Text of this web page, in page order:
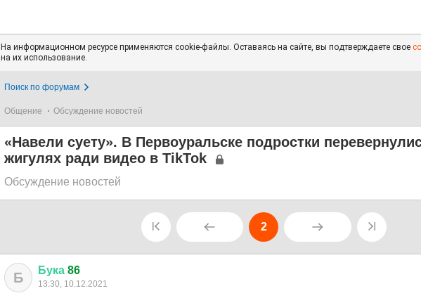
На информационном ресурсе применяются cookie-файлы. Оставаясь на сайте, вы подтверждаете свое
на их использование.
Поиск по форумам
Общение Обсуждение новостей
«Навели суету». В Первоуральске подростки
жигулях ради видео в TikTok
Обсуждение новостей
2
Б Бука 86
13:30, 10.12.2021